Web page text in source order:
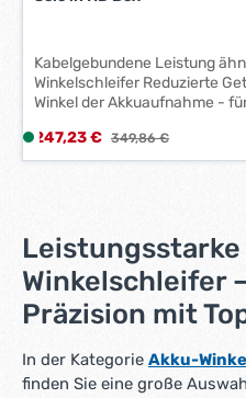
Kabelgebundene Leistung
Winkelschleifer Reduzierte Getriebegröße und geringerer
Winkel der Akkuaufnahme -
Vibrations-Seitenhandgriff für
Schnellwechselsystem zum
Werkzeuglose
Schnittkapazitäten Wiederanlaufschutz für hohen
Anwenderschutz Die neueste Generation des bürstenlosen
POWERSTATE-Motors, der
REDLITHIUM-HIGH-
in Hochleistungs-Anwendungen 100 %
mit dem MILWAUKEE®-M18-
Verkaufspreis:
L
i
r
z
i
:
1
247,23 € Regulärer Preis:
349,86 €
Winkelschleifer
Präzision mit
In der Kategorie Akku-
finden Sie eine große